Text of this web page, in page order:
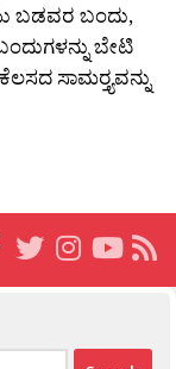
ಬಡವರ ಬಂದು,
ಬೇಟಿ
ಸಾಮರ‍್ತ್ಯವನ್ನು